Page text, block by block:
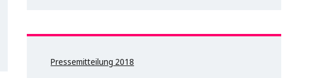
Pressemitteilung 2018